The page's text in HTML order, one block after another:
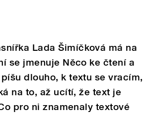
Lada Šimíčková má na
se jmenuje Něco ke čtení a
dlouho, k textu se vracím,
na to, až ucítí, že text je
pro ni znamenaly textové